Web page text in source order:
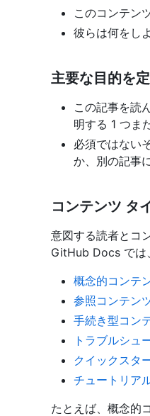
このコンテン
彼らは何をし
主要な目的を
この記事を読
明する 1 つま
必須ではない
か、別の記事
コンテンツ タ
意図する読者とコ
GitHub Docs では
概念的コンテ
参照コンテン
手続き型コン
トラブルシュ
クイックスタ
チュートリア
たとえば、概念的